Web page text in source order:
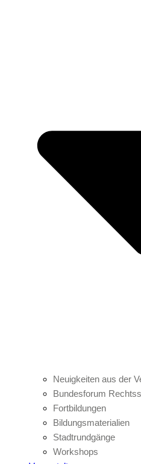
Neuigkeiten aus der
Bundesforum
Fortbildungen
Bildungsmaterialien
Stadtrundgänge
Workshops